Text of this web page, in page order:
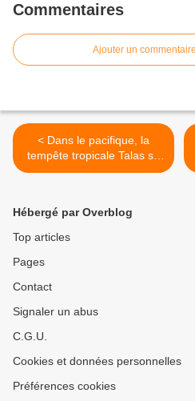
Commentaires
Ajouter un commentaire
< Dans le pacifique, la
tempête tropicale Talas se
transforme en typhon et
impressionnant sur les
images satellite
Hébergé par Overblog
Top articles
Pages
Contact
Signaler un abus
C.G.U.
Cookies et données personnelles
Préférences cookies